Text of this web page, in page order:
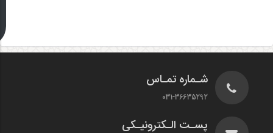
شـماره تمـاس
031-36635292
پسـت الـکترونیـکی